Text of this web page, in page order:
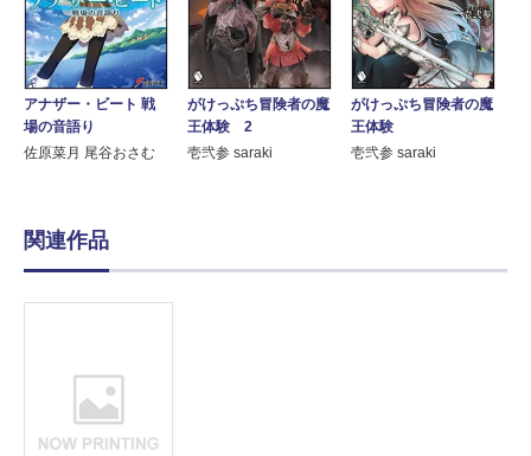
アナザー・ビート 戦
場の音語り
佐原菜月 尾谷おさむ
がけっぷち冒険者の魔
王体験 2
壱弐参 saraki
がけっぷち冒険者の魔
王体験
壱弐参 saraki
関連作品